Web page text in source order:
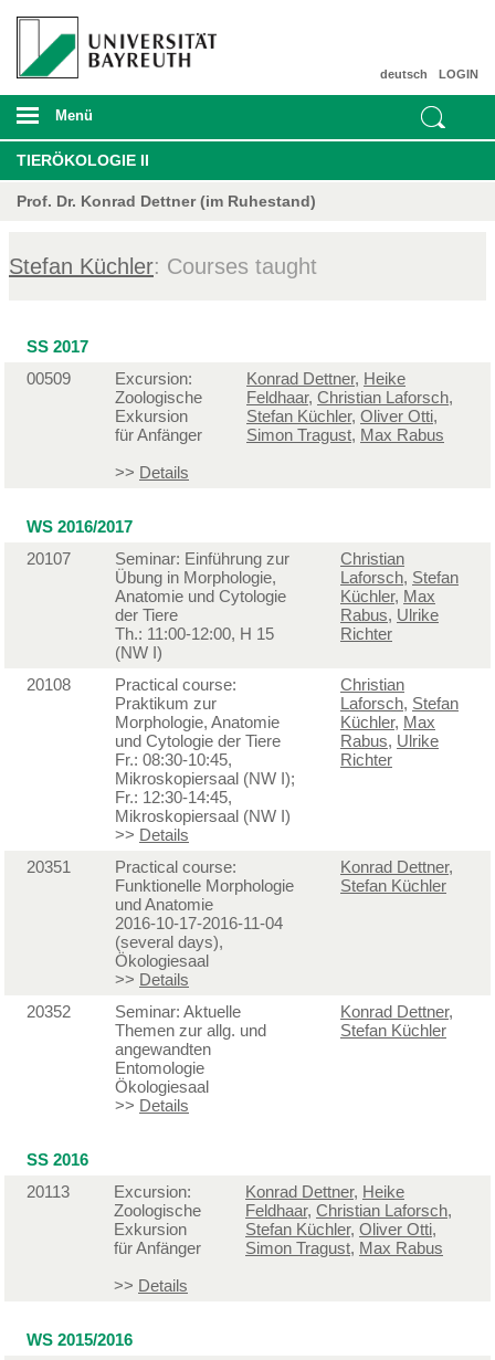
LOGIN
deutsch
Menü
TIERÖKOLOGIE II
Prof. Dr. Konrad Dettner (im Ruhestand)
Stefan Küchler: Courses taught
SS 2017
00509
Excursion:
Zoologische
Exkursion
für Anfänger
>> Details
Konrad Dettner, Heike
Feldhaar, Christian Laforsch,
Stefan Küchler, Oliver Otti,
Simon Tragust, Max Rabus
WS 2016/2017
20107
Seminar: Einführung zur
Übung in Morphologie,
Anatomie und Cytologie
der Tiere
Th.: 11:00-12:00, H 15
(NW I)
Christian
Laforsch, Stefan
Küchler, Max
Rabus, Ulrike
Richter
20108
Practical course:
Praktikum zur
Morphologie, Anatomie
und Cytologie der Tiere
Fr.: 08:30-10:45,
Mikroskopiersaal (NW I);
Fr.: 12:30-14:45,
Mikroskopiersaal (NW I)
>> Details
Christian
Laforsch, Stefan
Küchler, Max
Rabus, Ulrike
Richter
20351
Practical course:
Funktionelle Morphologie
und Anatomie
2016-10-17-2016-11-04
(several days),
Ökologiesaal
>> Details
Konrad Dettner,
Stefan Küchler
20352
Seminar: Aktuelle
Themen zur allg. und
angewandten
Entomologie
Ökologiesaal
>> Details
Konrad Dettner,
Stefan Küchler
SS 2016
20113
Excursion:
Zoologische
Exkursion
für Anfänger
>> Details
Konrad Dettner, Heike
Feldhaar, Christian Laforsch,
Stefan Küchler, Oliver Otti,
Simon Tragust, Max Rabus
WS 2015/2016